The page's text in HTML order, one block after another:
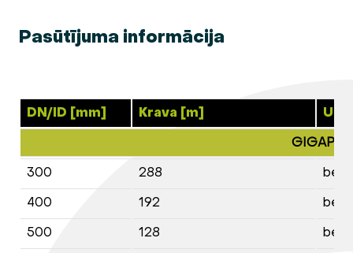
Pasūtījuma informācija
DN/ID [mm] Krava [m]
300
288
bez
400
192
bez
500
128
bez